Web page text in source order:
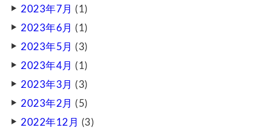
2023年7月 (1)
2023年6月 (1)
2023年5月 (3)
2023年4月 (1)
2023年3月 (3)
2023年2月 (5)
2022年12月 (3)